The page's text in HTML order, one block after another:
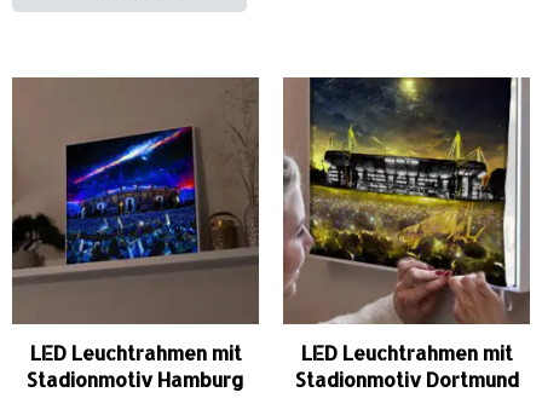
LED Leuchtrahmen mit
Stadionmotiv Hamburg
LED Leuchtrahmen mit
Stadionmotiv Dortmund